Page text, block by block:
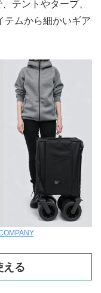
テントやタープ、
テムから細かいギア
える